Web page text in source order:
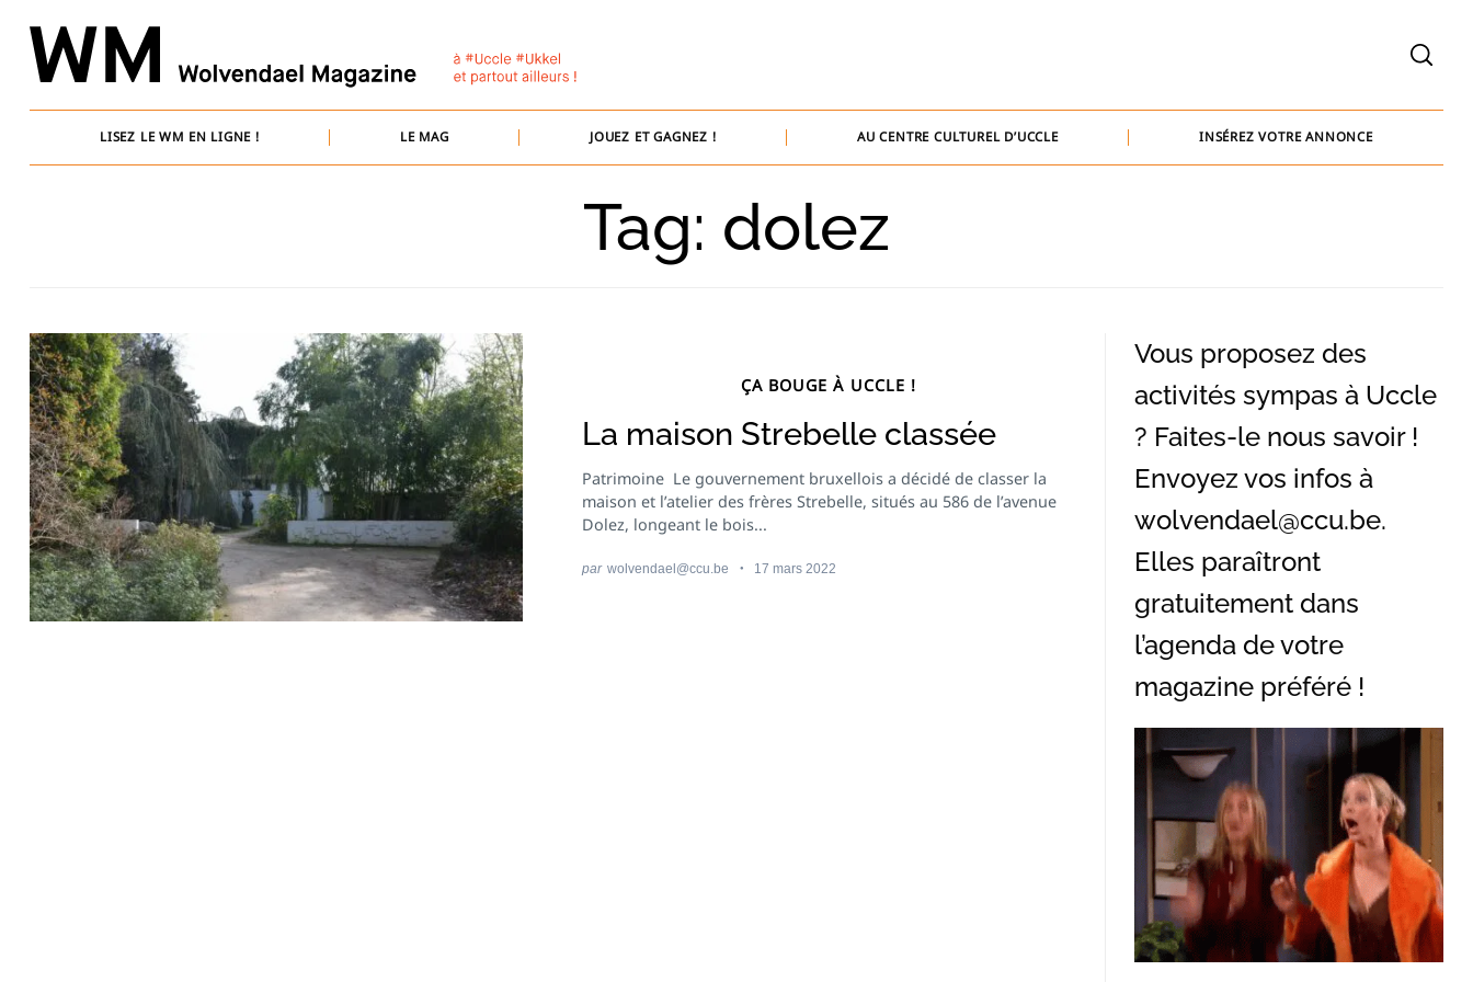
content
LISEZ LE WM EN LIGNE ! LE MAG JOUEZ ET GAGNEZ ! AU CENTRE CULTUREL D’UCCLE INSÉREZ VOTRE ANNONCE
bernard@baammedia.be
jennifer@baammedia.be
Tag: dolez
ÇA BOUGE À UCCLE !
La maison Strebelle classée
Patrimoine Le gouvernement bruxellois a décidé de classer la
maison et l’atelier des frères Strebelle, situés au 586 de l’avenue
Dolez, longeant le bois...
par wolvendael@ccu.be 17 mars 2022
Vous proposez des
activités sympas à Uccle
? Faites-le nous savoir !
Envoyez vos infos à
wolvendael@ccu.be.
Elles paraîtront
gratuitement dans
l’agenda de votre
magazine préféré !
Recherche
pour
: